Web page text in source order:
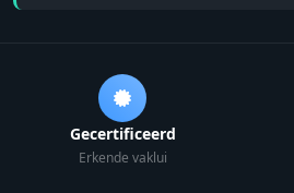
Gecertificeerd
Erkende vaklui